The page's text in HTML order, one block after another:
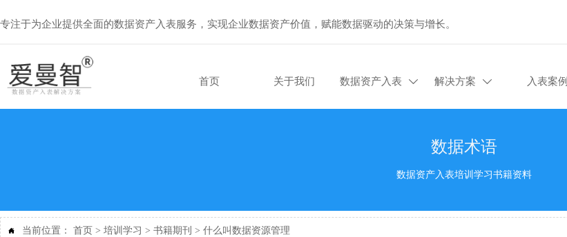
专注于为企业提供全面的数据资产入表服务，实现企业数据资产价值，赋能数据驱动的决策与增长。
首页 关于我们 数据资产入表  解决方案  入表案例
数据术语
数据资产入表培训学习书籍资料
 当前位置： 首页 > 培训学习 > 书籍期刊 > 什么叫数据资源管理